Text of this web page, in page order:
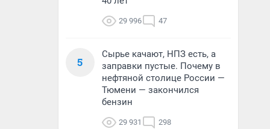
29 996 47
5
Сырье качают, НПЗ есть, а
заправки пустые. Почему в
нефтяной столице России —
Тюмени — закончился
бензин
29 931 298